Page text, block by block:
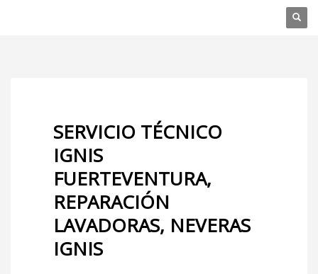
SERVICIO TÉCNICO
IGNIS
FUERTEVENTURA,
REPARACIÓN
LAVADORAS, NEVERAS
IGNIS